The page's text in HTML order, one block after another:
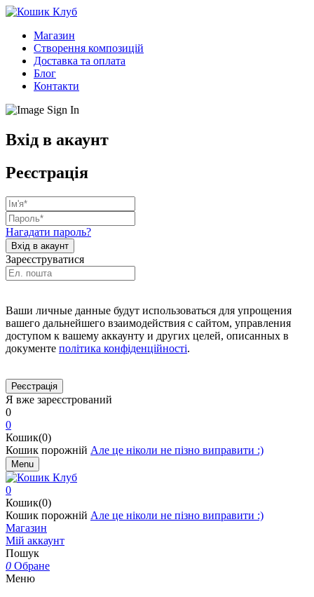
Магазин
Створення композицій
Доставка та оплата
Блог
Контакти
Вхід в акаунт
Реєстрація
Нагадати пароль?
Зареєструватися
Ваши личные данные будут использоваться для упрощения
вашего дальнейшего взаимодействия с сайтом, управления
доступом к вашему аккаунту и других целей, описанных в
документе політика конфіденційності.
Я вже зареєстрований
0
0
Кошик(0)
Кошик порожній Але це ніколи не пізно виправити :)
Menu
0
Кошик(0)
Кошик порожній Але це ніколи не пізно виправити :)
Магазин
Мій аккаунт
Пошук
0 Обране
Меню